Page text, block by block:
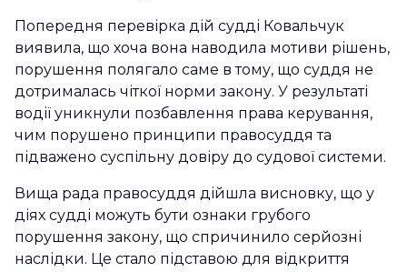
Попередня перевірка дій судді Ковальчук
виявила, що хоча вона наводила мотиви рішень,
порушення полягало саме в тому, що суддя не
дотрималась чіткої норми закону. У результаті
водії уникнули позбавлення права керування,
чим порушено принципи правосуддя та
підважено суспільну довіру до судової системи.
Вища рада правосуддя дійшла висновку, що у
діях судді можуть бути ознаки грубого
порушення закону, що спричинило серйозні
наслідки. Це стало підставою для відкриття